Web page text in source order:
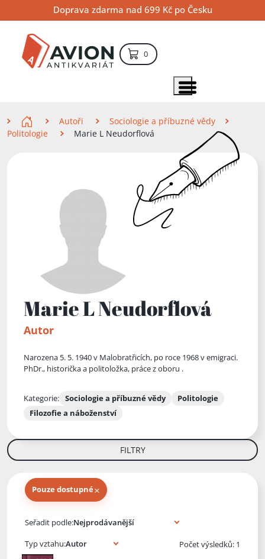
na
obsah
na
navigaci
na
vyhledávání
Doprava zdarma nad 699 Kč po Česku
0položek – košík
Zobrazit položky menu
Autoři
Sociologie a příbuzné vědy
Politologie
Marie L Neudorflová
Marie L Neudorflová
Autor
Narozena 5. 5. 1940 v Malobratřicích, po roce 1968 v emigraci.
PhDr., historička a politoložka, práce z oboru .
Kategorie: Sociologie a příbuzné vědy
Politologie
Filozofie a náboženství
FILTRY
Pouze dostupné×
Seřadit podle:
Typ vztahu:
Počet výsledků: 1